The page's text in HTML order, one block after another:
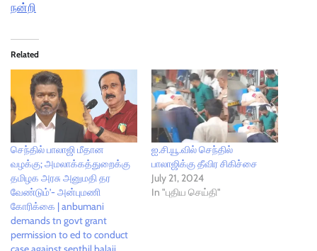
நன்றி
Related
செந்தில் பாலாஜி மீதான
வழக்கு; அமலாக்கத்துறைக்கு
தமிழக அரசு அனுமதி தர
வேண்டும்’- அன்புமணி
கோரிக்கை | anbumani
demands tn govt grant
permission to ed to conduct
ஐ.சி.யூ.வில் செந்தில்
பாலாஜிக்கு தீவிர சிகிச்சை
July 21, 2024
In "புதிய செய்தி"